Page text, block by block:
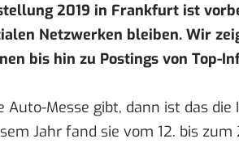
2019 in Frankfurt ist
Netzwerken bleiben. Wir
bis hin zu Postings von Top-
Messe gibt, dann ist das
Jahr fand sie vom 12. bis zum